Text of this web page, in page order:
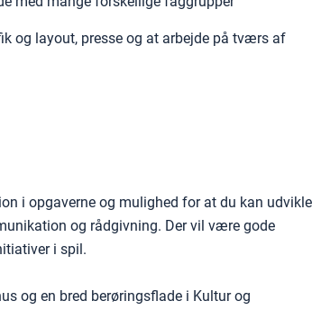
og layout, presse og at arbejde på tværs af
i opgaverne og mulighed for at du kan udvikle
og rådgivning. Der vil være gode
i spil.
og en bred berøringsflade i Kultur og